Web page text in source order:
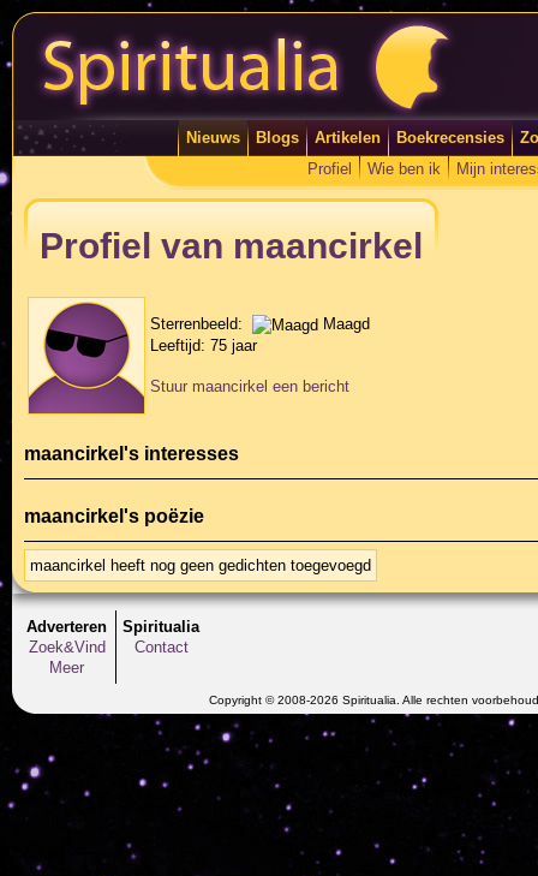
Nieuws Blogs Artikelen Boekrecensies
Profiel
Wie ben ik Mijn
Profiel van maancirkel
Sterrenbeeld:
Maagd
Leeftijd: 75 jaar
Stuur maancirkel een bericht
maancirkel's interesses
maancirkel's poëzie
maancirkel heeft nog geen gedichten toegevoegd
Adverteren
Zoek&Vind
Meer
Spiritualia
Contact
Copyright © 2008-2026 Spiritualia. Alle rechten